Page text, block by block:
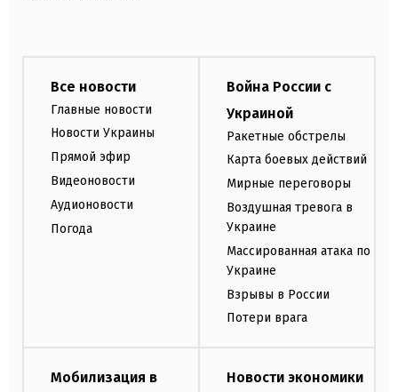
Все новости
Главные новости
Новости Украины
Прямой эфир
Видеоновости
Аудионовости
Погода
Война России с
Украиной
Ракетные обстрелы
Карта боевых действий
Мирные переговоры
Воздушная тревога в
Украине
Массированная атака по
Украине
Взрывы в России
Потери врага
Мобилизация в
Новости экономики